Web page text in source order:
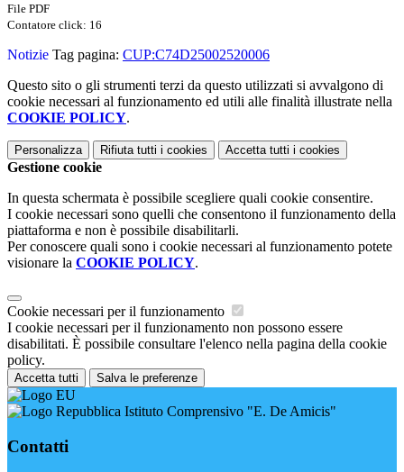
File PDF
Contatore click: 16
Notizie Tag pagina: CUP:C74D25002520006
Questo sito o gli strumenti terzi da questo utilizzati si avvalgono di
cookie necessari al funzionamento ed utili alle finalità illustrate nella
COOKIE POLICY.
Personalizza Rifiuta tutti i cookies Accetta tutti i cookies
Gestione cookie
In questa schermata è possibile scegliere quali cookie consentire.
I cookie necessari sono quelli che consentono il funzionamento della
piattaforma e non è possibile disabilitarli.
Per conoscere quali sono i cookie necessari al funzionamento potete
visionare la COOKIE POLICY.
Cookie necessari per il funzionamento
I cookie necessari per il funzionamento non possono essere
disabilitati. È possibile consultare l'elenco nella pagina della cookie
policy.
Accetta tutti Salva le preferenze
Istituto Comprensivo "E. De Amicis"
Contatti